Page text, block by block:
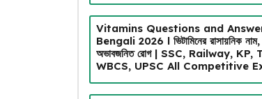
Vitamins Questions and
Bengali 2026 l ভিটামিনের রাসায়নিক
অভাবজনিত রোগ | SSC, Railway, KP,
WBCS, UPSC All Competitive